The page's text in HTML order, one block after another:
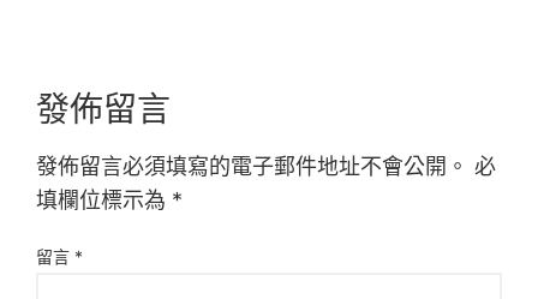
發佈留言
發佈留言必須填寫的電子郵件地址不會公開。 必
填欄位標示為 *
留言 *